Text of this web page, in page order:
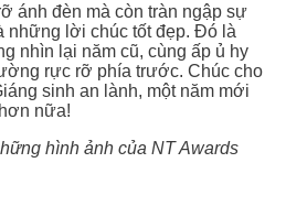
ánh đèn mà còn tràn ngập sự
lời chúc tốt đẹp. Đó là
nhìn lại năm cũ, cùng ấp ủ hy
rực rỡ phía trước. Chúc cho
sinh an lành, một năm mới
nữa!
hình ảnh của NT Awards